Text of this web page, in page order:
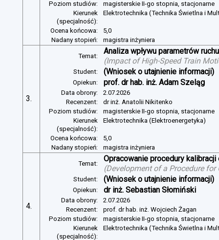
Poziom studiów:
magisterskie II-go stopnia, stacjonarne
Kierunek
(specjalność):
Elektrotechnika (Technika Świetlna i
Ocena końcowa:
5,0
Nadany stopień:
magistra inżyniera
3.
Temat:
Analiza wpływu parametrów
(Impact of High-Speed Train
Student: (Wniosek o utajnienie informacji)
Opiekun: prof. dr hab. inż. Adam Szeląg
Data obrony:
2.07.2026
Recenzent:
dr inż. Anatolii Nikitenko
Poziom studiów:
magisterskie II-go stopnia, stacjonarne
Kierunek
(specjalność):
Elektrotechnika (Elektroenergetyka)
Ocena końcowa:
5,0
Nadany stopień:
magistra inżyniera
4.
Temat:
Opracowanie procedury
(Development of a Procedure for
Student: (Wniosek o utajnienie informacji)
Opiekun: dr inż. Sebastian Słomiński
Data obrony:
2.07.2026
Recenzent:
prof. dr hab. inż. Wojciech Żagan
Poziom studiów:
magisterskie II-go stopnia, stacjonarne
Kierunek
(specjalność):
Elektrotechnika (Technika Świetlna i